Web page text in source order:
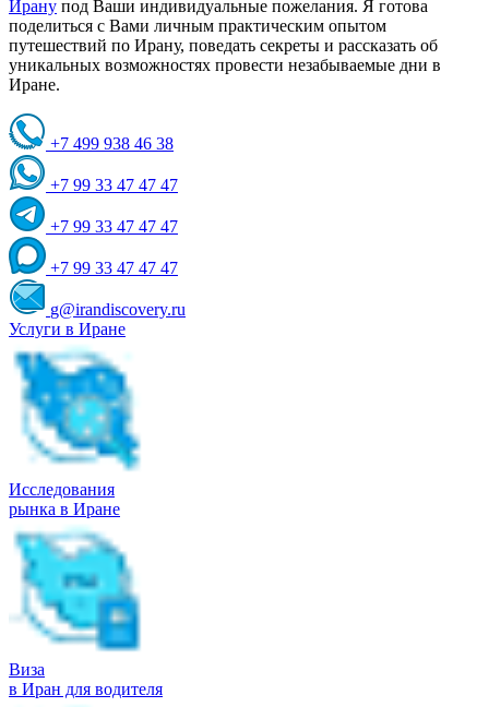
Ирану под Ваши индивидуальные пожелания. Я готова
поделиться с Вами личным практическим опытом
путешествий по Ирану, поведать секреты и рассказать об
уникальных возможностях провести незабываемые дни в
Иране.
+7 499 938 46 38
+7 99 33 47 47 47
+7 99 33 47 47 47
+7 99 33 47 47 47
g@irandiscovery.ru
Услуги в Иране
Исследования
рынка в Иране
Виза
в Иран для водителя